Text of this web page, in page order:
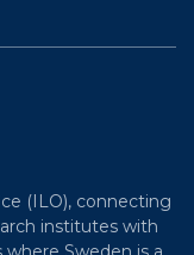
(ILO), connecting
institutes with